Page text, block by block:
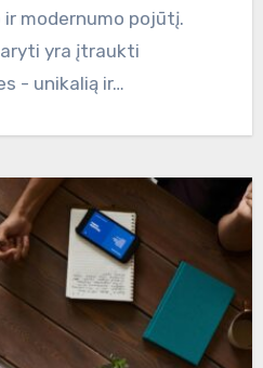
modernumo pojūtį.
yra įtraukti
- unikalią ir…